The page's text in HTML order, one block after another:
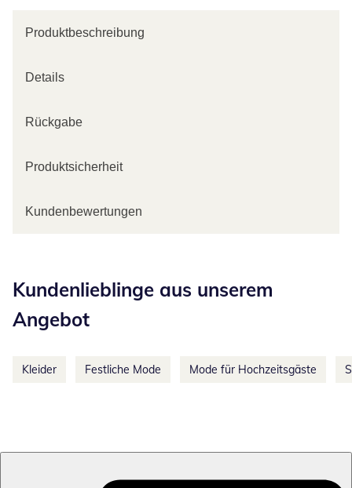
Produktbeschreibung
Details
Rückgabe
Produktsicherheit
Kundenbewertungen
Kundenlieblinge aus unserem
Angebot
Kleider Festliche Mode Mode für Hochzeitsgäste